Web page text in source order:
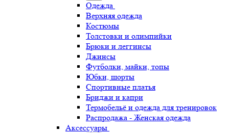
Одежда
Верхняя одежда
Костюмы
Толстовки и олимпийки
Брюки и леггинсы
Джинсы
Футболки, майки, топы
Юбки, шорты
Спортивные платья
Бриджи и капри
Термобельё и одежда для тренировок
Распродажа - Женская одежда
Аксессуары